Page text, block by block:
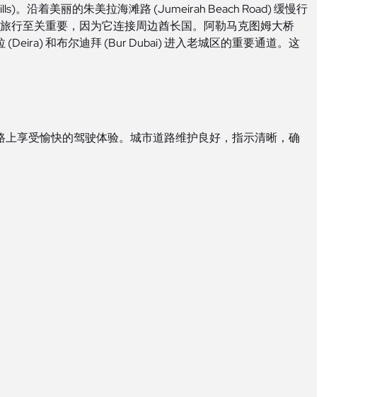
。沿着美丽的朱美拉海滩路 (Jumeirah Beach Road) 缓慢行
行至关重要，因为它连接周边酋长国。阿勒马克图姆大桥
和布尔迪拜 (Bur Dubai) 进入老城区的重要通道。这
享受愉快的驾驶体验。城市道路维护良好，指示清晰，确